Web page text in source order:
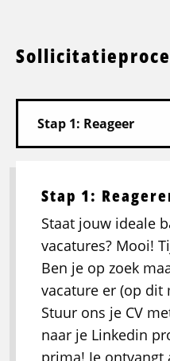
Stap 1:
Staat jouw ideale
vacatures? Mooi!
Ben je op zoek
vacature er (op dit
Stuur ons je CV
naar je Linkedin